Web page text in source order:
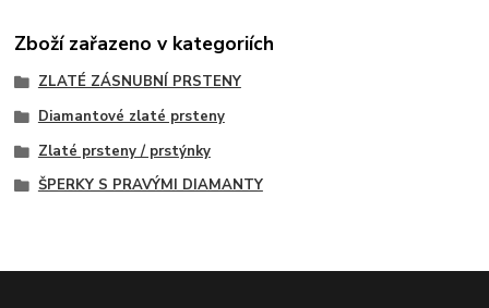
Zboží zařazeno v kategoriích
ZLATÉ ZÁSNUBNÍ PRSTENY
Diamantové zlaté prsteny
Zlaté prsteny / prstýnky
ŠPERKY S PRAVÝMI DIAMANTY